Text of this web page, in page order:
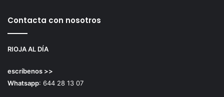
Contacta con nosotros
RIOJA AL DÍA
escríbenos >>
Whatsapp: 644 28 13 07